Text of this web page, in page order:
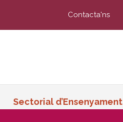
Contacta'ns
Sectorial d’Ensenyament